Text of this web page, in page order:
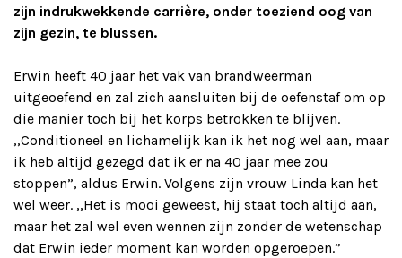
zijn indrukwekkende carrière, onder toeziend oog van
zijn gezin, te blussen.
Erwin heeft 40 jaar het vak van brandweerman
uitgeoefend en zal zich aansluiten bij de oefenstaf om op
die manier toch bij het korps betrokken te blijven.
,,Conditioneel en lichamelijk kan ik het nog wel aan, maar
ik heb altijd gezegd dat ik er na 40 jaar mee zou
stoppen”, aldus Erwin. Volgens zijn vrouw Linda kan het
wel weer. ,,Het is mooi geweest, hij staat toch altijd aan,
maar het zal wel even wennen zijn zonder de wetenschap
dat Erwin ieder moment kan worden opgeroepen.”